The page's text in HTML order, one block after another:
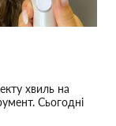
хвиль на
Сьогодні